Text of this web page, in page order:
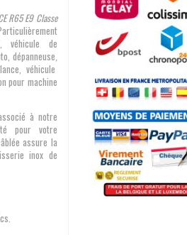
R65 E9 Classe
véhicule de
dépanneuse,
véhicule
pour machine
à notre
pour votre
assure la
inox de